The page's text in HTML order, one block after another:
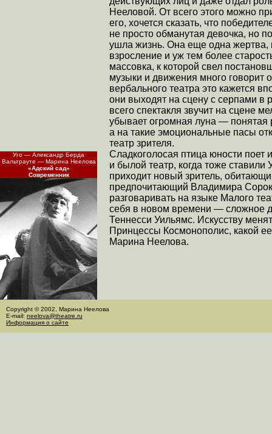
Нееловой. От всего этого можно
его, хочется сказать, что
не просто обманутая девочка, но
ушла жизнь. Она еще одна жертва,
взросление и уж тем более
массовка, к которой свел
музыки и движения много говорит
вербального театра это кажется
они выходят на сцену с серпами в
всего спектакля звучит на сцене
убывает огромная луна — понятая
а на такие эмоциональные пасы
театр зрителя.
Сладкоголосая птица юности поет
и былой театр, когда тоже
приходит новый зритель,
предпочитающий Владимира
разговаривать на языке Малого
себя в новом времени — сложное
Теннесси Уильямс. Искусству
Принцессы Космонополис, какой
Марина Неелова.
Уго — Александр Берда
Вальтрауте — Марина Неелова
«Адский сад»
Современник
Copyright © 2002, Марина Неелова
E-mail: neelova@theatre.ru
Информация о сайте